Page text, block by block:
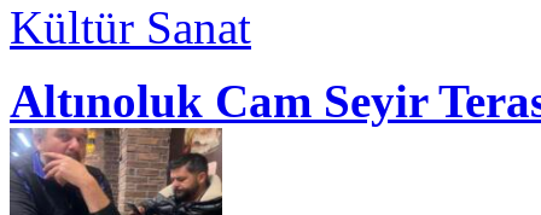
Kültür Sanat
Altınoluk Cam Seyir